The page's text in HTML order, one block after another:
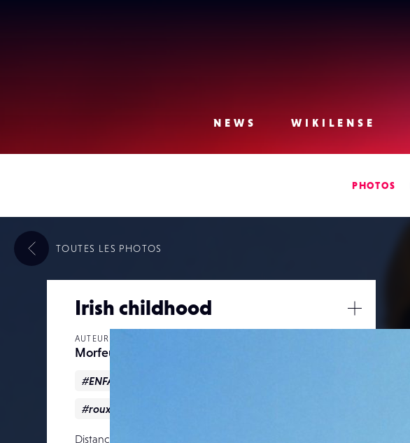
NEWS
WIKILENSE
PHOTOS
Irish childhood
AUTEUR
Morfeuh
#ENFANTS
#roux
Distance focale
/
TOUTES LES PHOTOS